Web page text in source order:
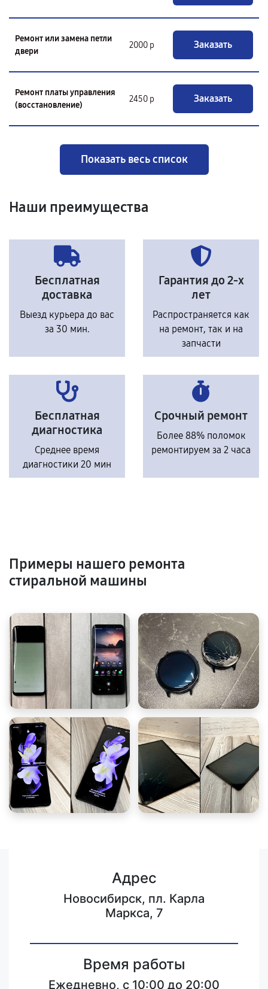
Ремонт или замена петли
двери
2000 р Заказать
Ремонт платы управления
(восстановление)
2450 р Заказать
Показать весь список
Наши преимущества
Бесплатная
доставка
Выезд курьера до вас
за 30 мин.
Гарантия до 2-х
лет
Распространяется как
на ремонт, так и на
запчасти
Бесплатная
диагностика
Среднее время
диагностики 20 мин
Срочный ремонт
Более 88% поломок
ремонтируем за 2 часа
Примеры нашего ремонта
стиральной машины
Адрес
Новосибирск, пл. Карла
Маркса, 7
Время работы
Ежедневно, с 10:00 до 20:00